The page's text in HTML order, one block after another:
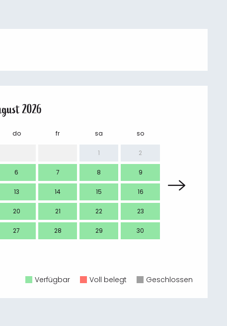
2026
do fr sa so
1 2
6 7 8 9
13 14 15 16
20 21 22 23
27 28 29 30
Verfügbar Voll belegt Geschlossen